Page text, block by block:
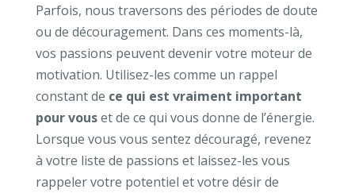
Parfois, nous traversons des périodes de doute
ou de découragement. Dans ces moments-là,
vos passions peuvent devenir votre moteur de
motivation. Utilisez-les comme un rappel
constant de ce qui est vraiment important
pour vouset de ce qui vous donne de l’énergie.
Lorsque vous vous sentez découragé, revenez
à votre liste de passions et laissez-les vous
rappeler votre potentiel et votre désir de